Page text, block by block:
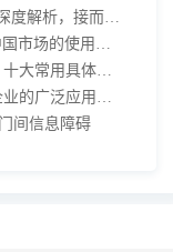
告别协作低效：10 款在线团队工具深度解析，接而连凭什么脱颖而出？
Slack国内可以直接用吗？Slack 在中国市场的使用现状及替代方案探讨
办公协同即时沟通交流工具：J2L3x 十大常用具体功能介绍
社交化团队协作工具 Slack 在国内企业的广泛应用：优点与局限性
间信息障碍